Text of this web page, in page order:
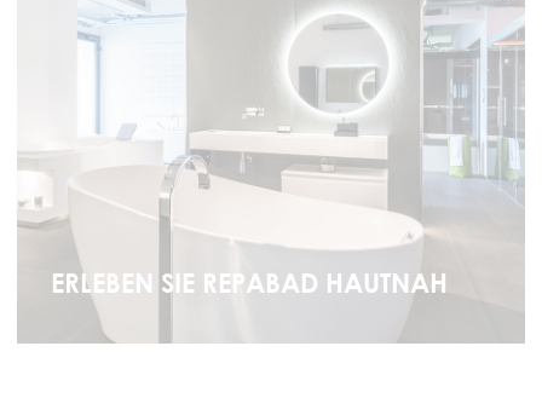
ERLEBEN SIE REPABAD HAUTNAH